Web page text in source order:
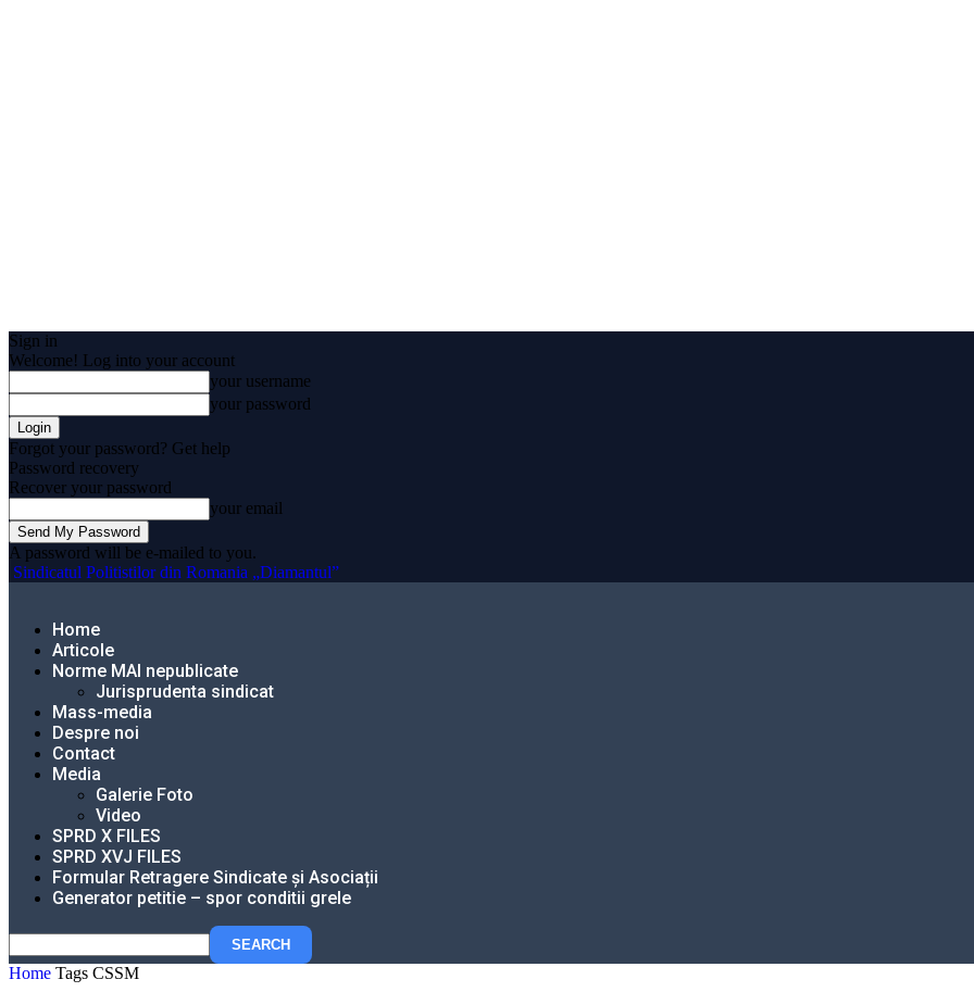
Sign in
Welcome! Log into your account
your username
your password
Forgot your password? Get help
Password recovery
Recover your password
your email
A password will be e-mailed to you.
Sindicatul Politistilor din Romania „Diamantul”
Home
Articole
Norme MAI nepublicate
Jurisprudenta sindicat
Mass-media
Despre noi
Contact
Media
Galerie Foto
Video
SPRD X FILES
SPRD XVJ FILES
Formular Retragere Sindicate și Asociații
Generator petitie – spor conditii grele
Home Tags CSSM